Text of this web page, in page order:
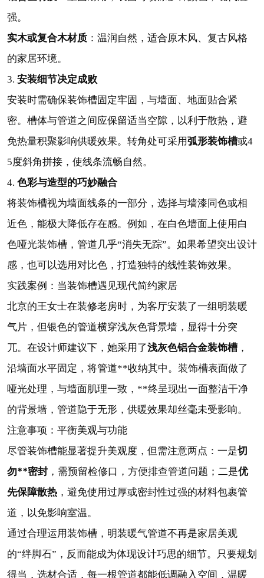
强。
实木或复合木材质：温润自然，适合原木风、复古风格
的家居环境。
3. 安装细节决定成败
安装时需确保装饰槽固定牢固，与墙面、地面贴合紧
密。槽体与管道之间应保留适当空隙，以利于散热，避
免热量积聚影响供暖效果。转角处可采用弧形装饰槽或4
5度斜角拼接，使线条流畅自然。
4. 色彩与造型的巧妙融合
将装饰槽视为墙面线条的一部分，选择与墙漆同色或相
近色，能极大降低存在感。例如，在白色墙面上使用白
色哑光装饰槽，管道几乎“消失无踪”。如果希望突出设计
感，也可以选用对比色，打造独特的线性装饰效果。
实践案例：当装饰槽遇见现代简约家居
北京的王女士在装修老房时，为客厅安装了一组明装暖
气片，但银色的管道横穿浅灰色背景墙，显得十分突
兀。在设计师建议下，她采用了浅灰色铝合金装饰槽，
沿墙面水平固定，将管道**收纳其中。装饰槽表面做了
哑光处理，与墙面肌理一致，**终呈现出一面整洁干净
的背景墙，管道隐于无形，供暖效果却丝毫未受影响。
注意事项：平衡美观与功能
尽管装饰槽能显著提升美观度，但需注意两点：一是切
勿**密封，需预留检修口，方便排查管道问题；二是优
先保障散热，避免使用过厚或密封性过强的材料包裹管
道，以免影响室温。
通过合理运用装饰槽，明装暖气管道不再是家居美观
的“绊脚石”，反而能成为体现设计巧思的细节。只要规划
得当，选材合适，每一根管道都能低调融入空间，温暖